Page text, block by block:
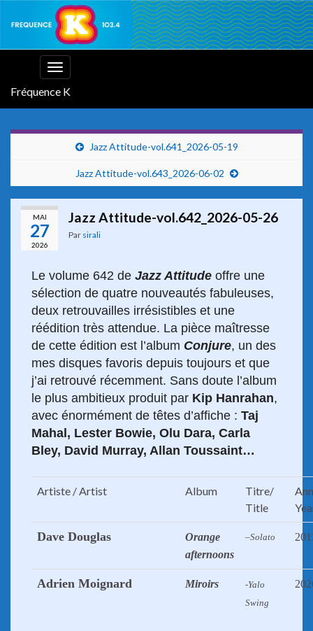
Toggle
navigation
Fréquence K
Jazz Attitude-vol.641_2026-05-19
Jazz Attitude-vol.643_2026-06-02
MAI
27
2026
Jazz Attitude-vol.642_2026-05-26
Par sirali
Le volume 642 de Jazz Attitude offre une
sélection de quatre nouveautés fabuleuses,
deux retrouvailles irrésistibles et une
réédition très attendue. La pièce maîtresse
de cette édition est l’album Conjure, un des
mes disques favoris depuis toujours et que
j’ai retrouvé récemment. Sans doute l’album
le plus ambitieux produit par Kip Hanrahan,
avec énormément de têtes d’affiche : Taj
Mahal, Lester Bowie, Olu Dara, Carla
Bley, David Murray, Allan Toussaint…
Artiste / Artist Album
Titre/
Title
Dave Douglas
Orange
afternoons
–Solato
Adrien Moignard Miroirs
-Yalo
Swing